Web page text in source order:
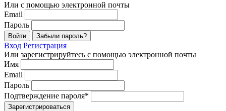
Или с помощью электронной почты
Email
Пароль
Войти Забыли пароль?
Вход Регистрация
Или зарегистрируйтесь с помощью электронной почты
Имя
Email
Пароль
Подтверждение пароля*
Зарегистрироваться